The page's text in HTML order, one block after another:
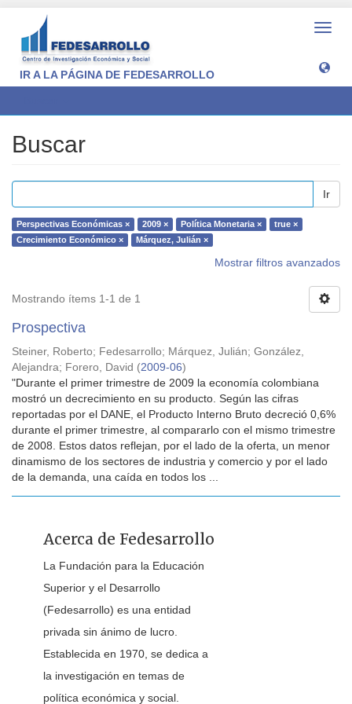
IR A LA PÁGINA DE FEDESARROLLO
Buscar
Ir
Perspectivas Económicas × 2009 × Política Monetaria ×
true ×
Crecimiento Económico ×
Márquez, Julián ×
Mostrar filtros avanzados
Mostrando ítems 1-1 de 1
Prospectiva
Steiner, Roberto; Fedesarrollo; Márquez, Julián; González,
Alejandra; Forero, David (2009-06)
"Durante el primer trimestre de 2009 la economía colombiana
mostró un decrecimiento en su producto. Según las cifras
reportadas por el DANE, el Producto Interno Bruto decreció 0,6%
durante el primer trimestre, al compararlo con el mismo trimestre
de 2008. Estos datos reflejan, por el lado de la oferta, un menor
dinamismo de los sectores de industria y comercio y por el lado
de la demanda, una caída en todos los ...
Acerca de Fedesarrollo
La Fundación para la Educación
Superior y el Desarrollo
(Fedesarrollo) es una entidad
privada sin ánimo de lucro.
Establecida en 1970, se dedica a
la investigación en temas de
política económica y social.